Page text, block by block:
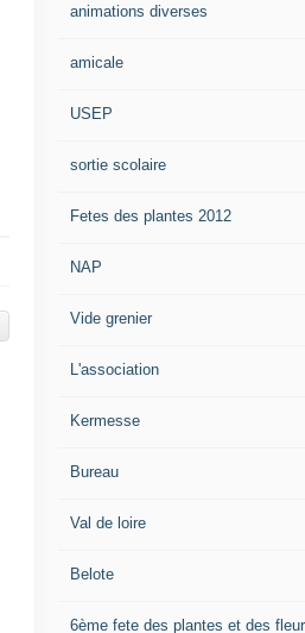
animations diverses
amicale
USEP
sortie scolaire
Fetes des plantes 2012
NAP
Vide grenier
L'association
Kermesse
Bureau
Val de loire
Belote
6ème fete des plantes et des